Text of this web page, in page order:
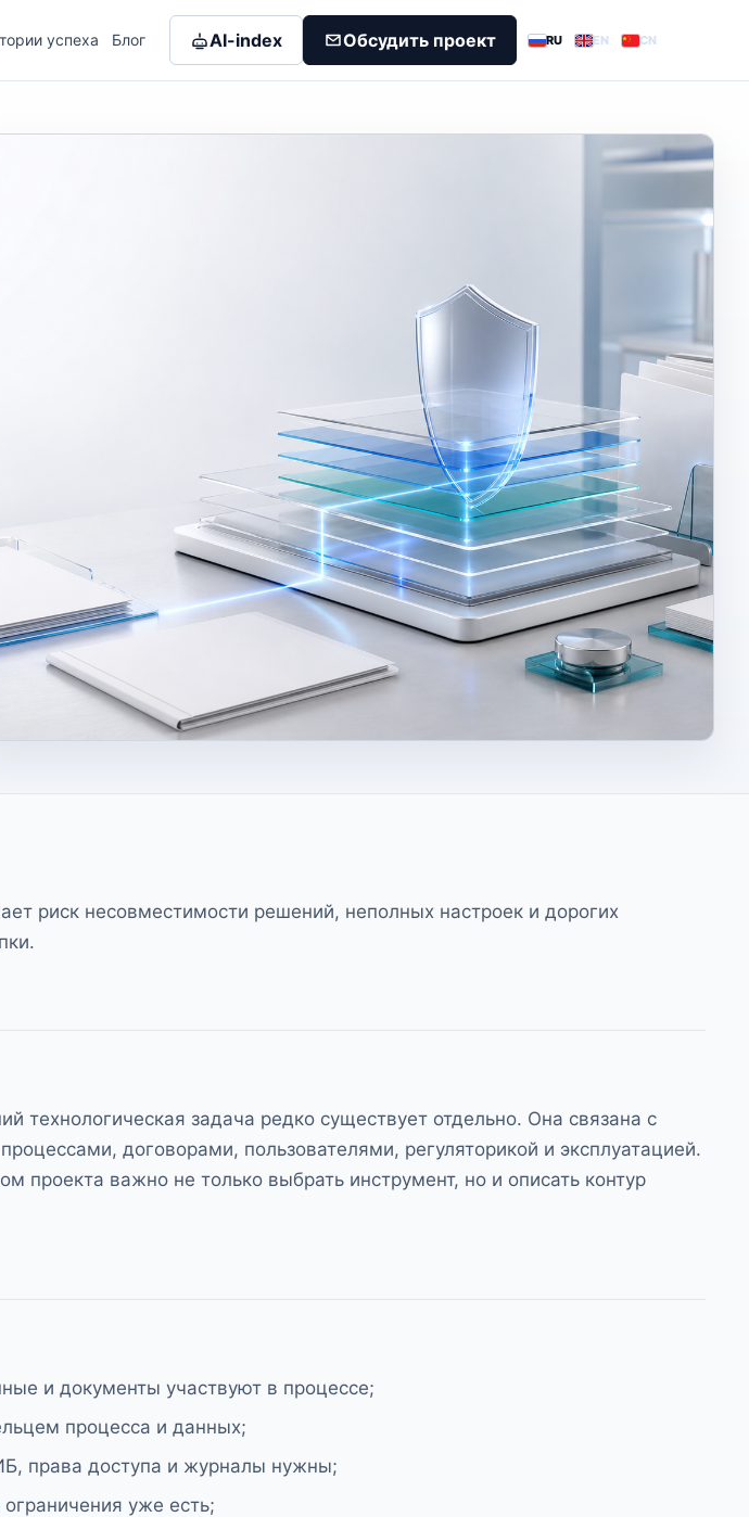
успеха Блог AI-index Обсудить проект RU EN CN
риск несовместимости решений, неполных настроек и дорогих
технологическая задача редко существует отдельно. Она связана с
договорами, пользователями, регуляторикой и эксплуатацией.
проекта важно не только выбрать инструмент, но и описать контур
и документы участвуют в процессе;
процесса и данных;
права доступа и журналы нужны;
уже есть;